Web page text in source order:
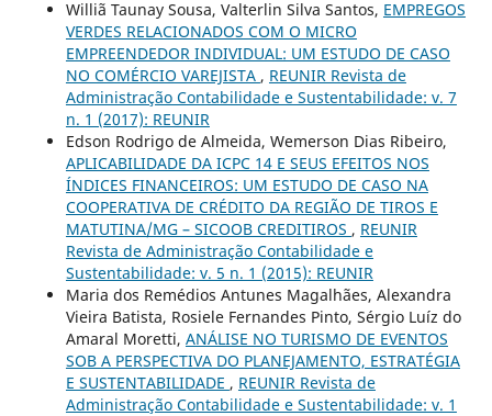
Williã Taunay Sousa, Valterlin Silva Santos, EMPREGOS
VERDES RELACIONADOS COM O MICRO
EMPREENDEDOR INDIVIDUAL: UM ESTUDO DE CASO
NO COMÉRCIO VAREJISTA , REUNIR Revista de
Administração Contabilidade e Sustentabilidade: v. 7
n. 1 (2017): REUNIR
Edson Rodrigo de Almeida, Wemerson Dias Ribeiro,
APLICABILIDADE DA ICPC 14 E SEUS EFEITOS NOS
ÍNDICES FINANCEIROS: UM ESTUDO DE CASO NA
COOPERATIVA DE CRÉDITO DA REGIÃO DE TIROS E
MATUTINA/MG – SICOOB CREDITIROS , REUNIR
Revista de Administração Contabilidade e
Sustentabilidade: v. 5 n. 1 (2015): REUNIR
Maria dos Remédios Antunes Magalhães, Alexandra
Vieira Batista, Rosiele Fernandes Pinto, Sérgio Luíz do
Amaral Moretti, ANÁLISE NO TURISMO DE EVENTOS
SOB A PERSPECTIVA DO PLANEJAMENTO, ESTRATÉGIA
E SUSTENTABILIDADE , REUNIR Revista de
Administração Contabilidade e Sustentabilidade: v. 1